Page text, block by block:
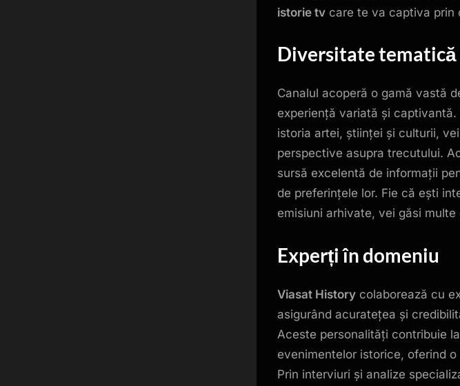
istorie tv care te va captiva prin
Diversitate tematică
Canalul acoperă o gamă vastă
experiență variată și
istoria artei, științei și culturii,
perspective asupra trecutului.
sursă excelentă de informații
de preferințele lor. Fie că ești
emisiuni arhivate, vei găsi
Experți în domeniu
Viasat History colaborează cu
asigurând acuratețea și
Aceste personalități contribuie
evenimentelor istorice, oferind
Prin interviuri și analize